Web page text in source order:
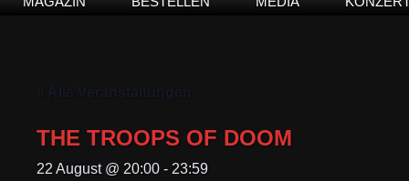
« Alle Veranstaltungen
THE TROOPS OF DOOM
22 August @ 20:00 - 23:59